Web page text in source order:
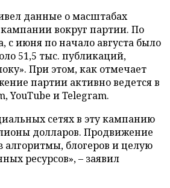
данные о масштабах
вокруг партии. По
с июня по начало августа было
51,5 тыс. публикаций,
При этом, как отмечает
партии активно ведется в
YouTube и Telegram.
сетях в эту кампанию
долларов. Продвижение
алгоритмы, блогеров и целую
ресурсов», – заявил